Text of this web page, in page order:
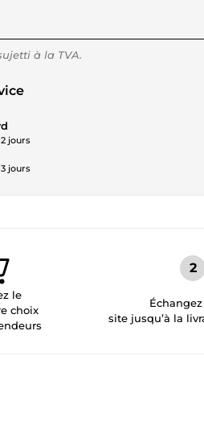
17,34 $US
à la TVA.
jours
jours
le
choix
site jusqu’à la